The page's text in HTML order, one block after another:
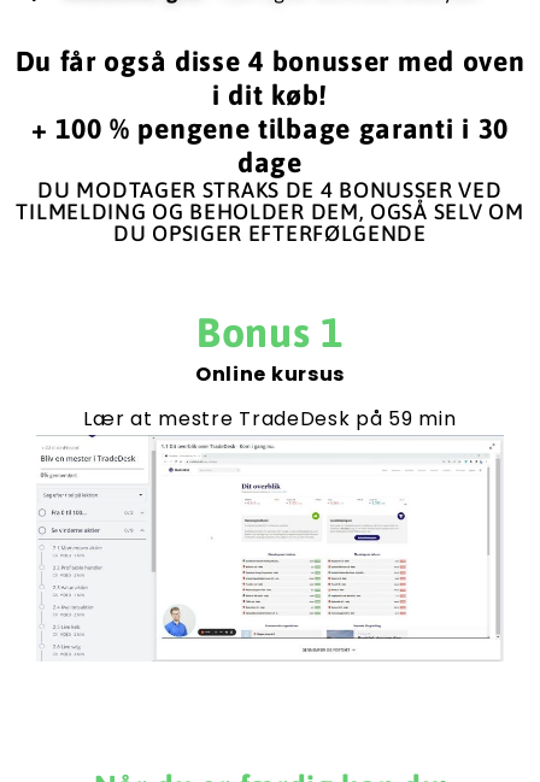
Du får også disse 4 bonusser med oven
i dit køb!
+ 100 % pengene tilbage garanti i 30
dage
DU MODTAGER STRAKS DE 4 BONUSSER VED
TILMELDING OG BEHOLDER DEM, OGSÅ SELV OM
DU OPSIGER EFTERFØLGENDE
Bonus 1
Online kursus
Lær at mestre TradeDesk på 59 min